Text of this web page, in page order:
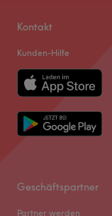
Kontakt
Kunden-Hilfe
Geschäftspartner
Partner werden